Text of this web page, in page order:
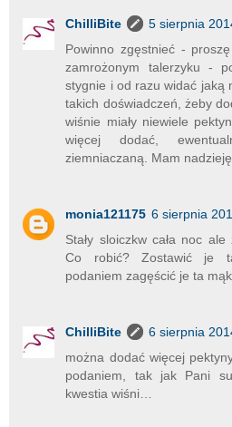
ChilliBite
5 sierpnia
Powinno zgęstnieć -
zamrożonym talerzyku -
stygnie i od razu widać jaką
takich doświadczeń, żeby
wiśnie miały niewiele
więcej dodać,
ziemniaczaną. Mam
monia121175 6 sierpnia
Stały sloiczkw cała noc
Co robić? Zostawić je
podaniem zagęścić je ta
ChilliBite
6 sierpnia
można dodać więcej
podaniem, tak jak Pani
kwestia wiśni…